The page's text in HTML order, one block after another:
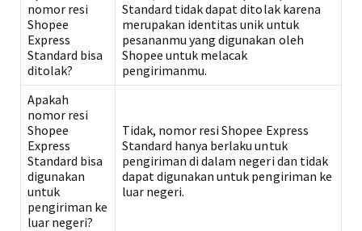
nomor resi
Shopee
Express
Standard bisa
ditolak?
Standard tidak dapat ditolak karena
merupakan identitas unik untuk
pesananmu yang digunakan oleh
Shopee untuk melacak
pengirimanmu.
Apakah
nomor resi
Shopee
Express
Standard bisa
digunakan
untuk
pengiriman ke
luar negeri?
Tidak, nomor resi Shopee Express
Standard hanya berlaku untuk
pengiriman di dalam negeri dan tidak
dapat digunakan untuk pengiriman ke
luar negeri.